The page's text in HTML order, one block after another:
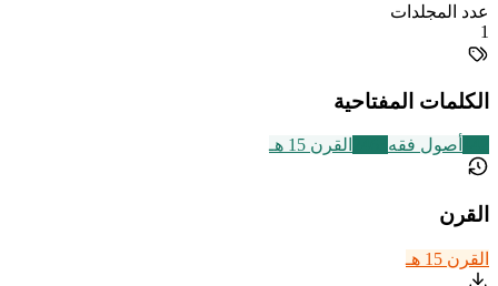
عدد المجلدات
1
الكلمات المفتاحية
أصول فقه القرن 15 هـ
القرن
القرن 15 هـ